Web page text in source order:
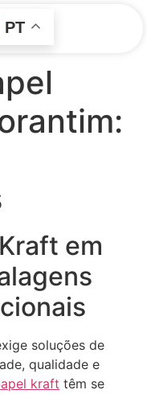
PT
em
soluções de
qualidade e
kraft têm se